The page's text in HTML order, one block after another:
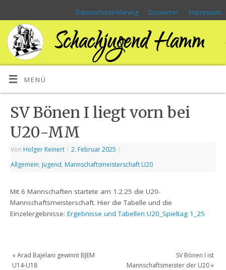
Datenschutzerklärung Disclaimer Impressum
MENÜ
SV Bönen I liegt vorn bei
U20-MM
Von Holger Reinert | 2. Februar 2025 |
Allgemein, Jugend, Mannschaftsmeisterschaft U20
Mit 6 Mannschaften startete am 1.2.25 die U20-
Mannschaftsmeisterschaft. Hier die Tabelle und die
Einzelergebnisse:Ergebnisse und Tabellen U20_Spieltag 1_25
« Arad Bajelani gewinnt BJEM
U14-U18
SV Bönen I ist
Mannschaftsmeister der U20»